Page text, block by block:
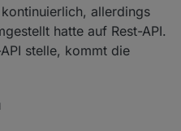
allerdings
hatte auf Rest-API.
stelle, kommt die